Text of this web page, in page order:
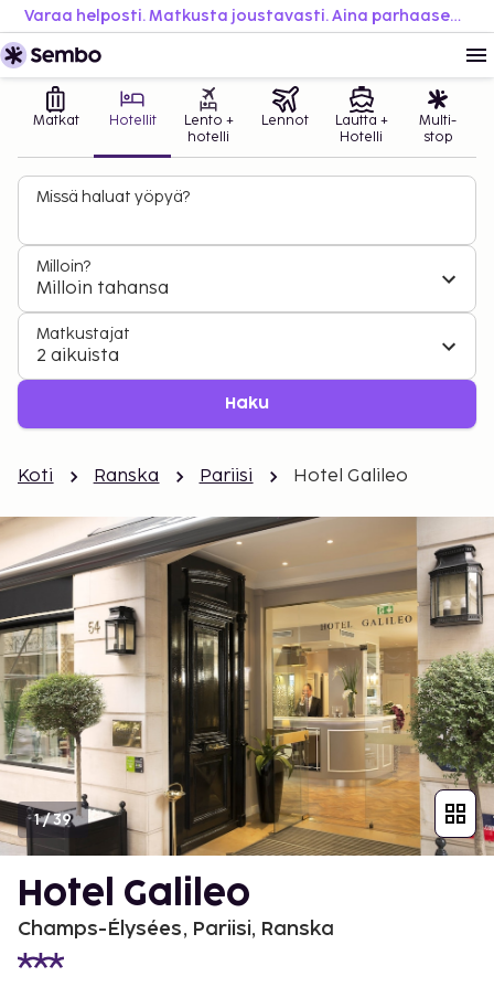
Varaa helposti. Matkusta joustavasti. Aina parhaaseen hintaan.
Matkat Hotellit
Lento +
hotelli
Lennot
Lautta +
Hotelli
Multi-
stop
Missä haluat yöpyä?
Milloin?
Milloin tahansa
Matkustajat
2 aikuista
Haku
Koti Ranska Pariisi Hotel Galileo
1/39
Hotel Galileo
Champs-Élysées, Pariisi, Ranska